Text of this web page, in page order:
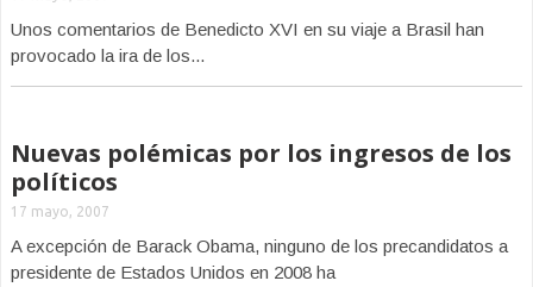
Unos comentarios de Benedicto XVI en su viaje a Brasil han
provocado la ira de los...
Nuevas polémicas por los ingresos de los
políticos
17 mayo, 2007
A excepción de Barack Obama, ninguno de los precandidatos a
presidente de Estados Unidos en 2008 ha